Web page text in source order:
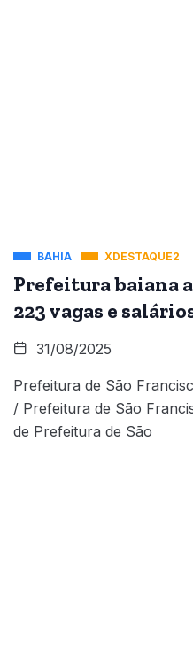
BAHIA XDESTAQUE2
Prefeitura baiana
223 vagas e
31/08/2025
Prefeitura de São
/ Prefeitura de São
de Prefeitura de São